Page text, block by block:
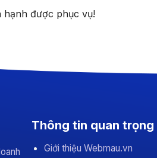
hạnh được phục vụ!
Thông tin quan trọng
Giới thiệu Webmau.vn